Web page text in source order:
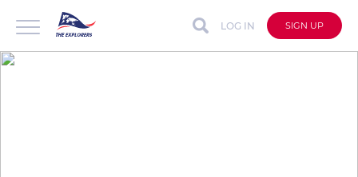
LOG IN SIGN UP